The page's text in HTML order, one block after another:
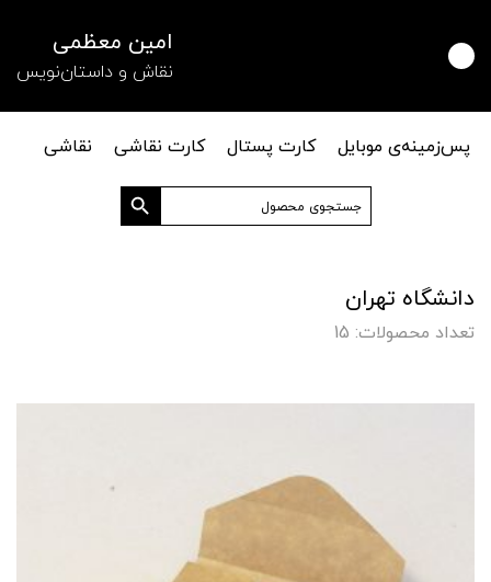
امین معظمی
نقاش و داستان‌نویس
پس‌زمینه‌ی موبایل کارت پستال کارت نقاشی
نقاشی
جستجو
برای:
دکمه جستجو
دانشگاه تهران
تعداد محصولات: 15